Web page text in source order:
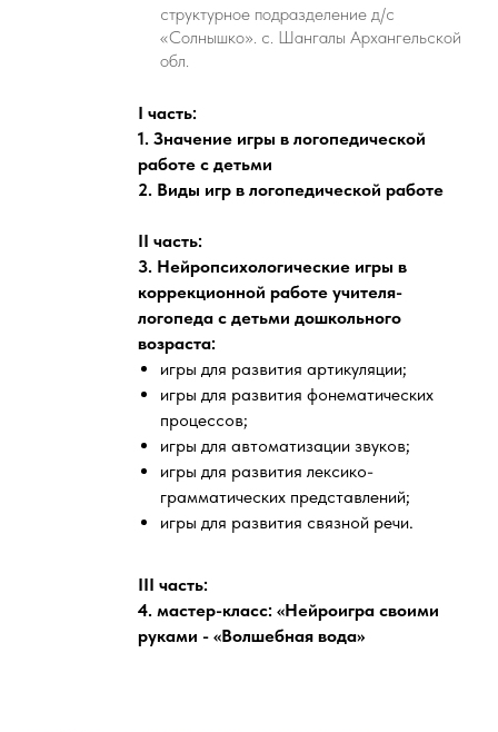
структурное подразделение д/c
«Солнышко». с. Шангалы Архангельской
обл.
I часть:
1. Значение игры в логопедической
работе с детьми
2. Виды игр в логопедической работе
II часть:
3. Нейропсихологические игры в
коррекционной работе учителя-
логопеда с детьми дошкольного
возраста:
игры для развития артикуляции;
игры для развития фонематических
процессов;
игры для автоматизации звуков;
игры для развития лексико-
грамматических представлений;
игры для развития связной речи.
III часть:
4. мастер-класс: «Нейроигра своими
руками - «Волшебная вода»